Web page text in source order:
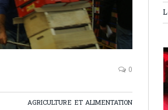
0
AGRICULTURE ET ALIMENTATION